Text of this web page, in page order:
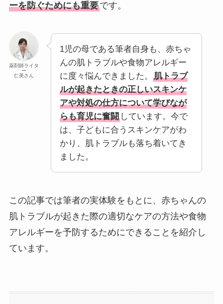
ーを防ぐためにも重要です。
薬剤師ライタ
ー
仁美さん
1児の母である筆者自身も、赤ちゃ
んの肌トラブルや食物アレルギー
に度々悩んできました。
肌トラブ
ルが起きたときの正しいスキンケ
アや対処の仕方について学びなが
らも育児に奮闘しています。今で
は、子どもに合うスキンケアがわ
かり、肌トラブルも落ち着いてき
ました。
この記事では筆者の実体験をもとに、赤ちゃんの
肌トラブルが起きた際の適切なケアの方法や食物
アレルギーを予防するためにできることを紹介し
ています。